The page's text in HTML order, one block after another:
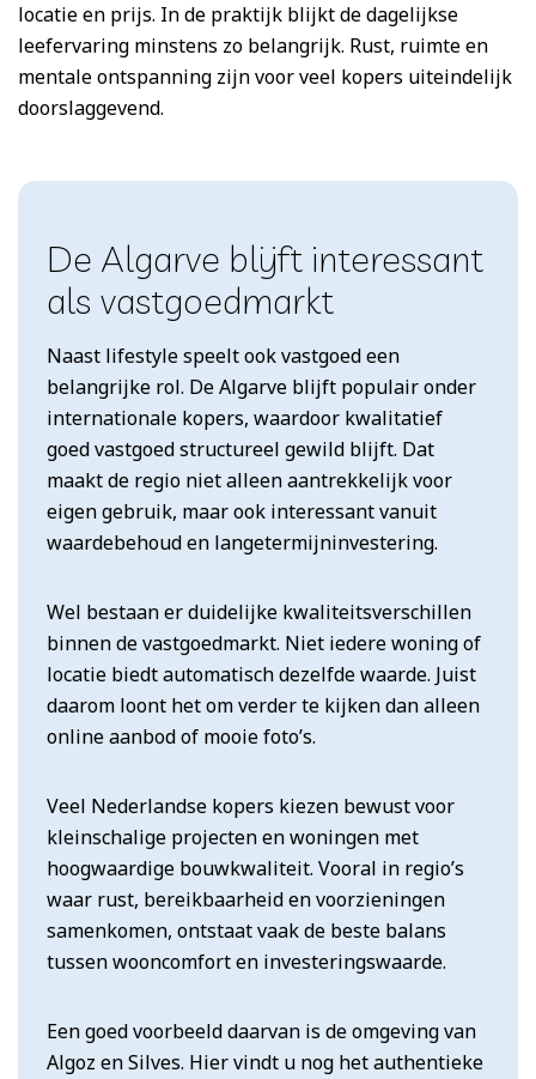
locatie en prijs. In de praktijk blijkt de dagelijkse
leefervaring minstens zo belangrijk. Rust, ruimte en
mentale ontspanning zijn voor veel kopers uiteindelijk
doorslaggevend.
De Algarve blijft interessant
als vastgoedmarkt
Naast lifestyle speelt ook vastgoed een
belangrijke rol. De Algarve blijft populair onder
internationale kopers, waardoor kwalitatief
goed vastgoed structureel gewild blijft. Dat
maakt de regio niet alleen aantrekkelijk voor
eigen gebruik, maar ook interessant vanuit
waardebehoud en langetermijninvestering.
Wel bestaan er duidelijke kwaliteitsverschillen
binnen de vastgoedmarkt. Niet iedere woning of
locatie biedt automatisch dezelfde waarde. Juist
daarom loont het om verder te kijken dan alleen
online aanbod of mooie foto’s.
Veel Nederlandse kopers kiezen bewust voor
kleinschalige projecten en woningen met
hoogwaardige bouwkwaliteit. Vooral in regio’s
waar rust, bereikbaarheid en voorzieningen
samenkomen, ontstaat vaak de beste balans
tussen wooncomfort en investeringswaarde.
Een goed voorbeeld daarvan is de omgeving van
Algoz en Silves. Hier vindt u nog het authentieke